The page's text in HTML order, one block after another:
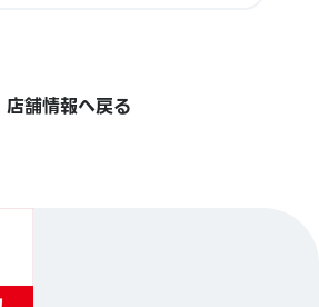
店舗情報へ戻る